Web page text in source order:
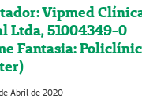
Vipmed
Ltda, 51004349-0
Fantasia:
Abril de 2020